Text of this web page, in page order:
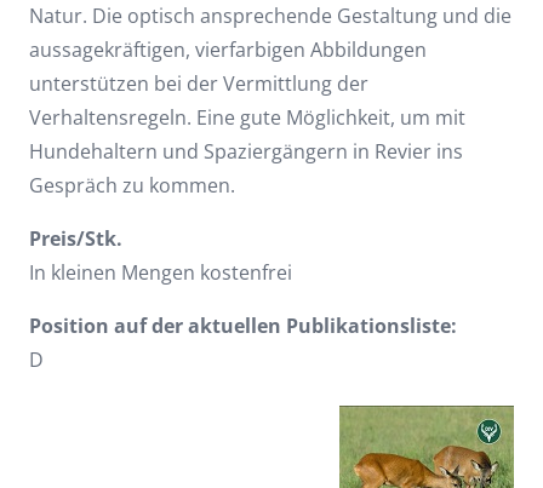
Natur. Die optisch ansprechende Gestaltung und die
aussagekräftigen, vierfarbigen Abbildungen
unterstützen bei der Vermittlung der
Verhaltensregeln. Eine gute Möglichkeit, um mit
Hundehaltern und Spaziergängern in Revier ins
Gespräch zu kommen.
Preis/Stk.
In kleinen Mengen kostenfrei
Position auf der aktuellen Publikationsliste:
D